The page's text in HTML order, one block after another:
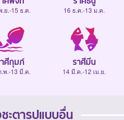
.ย.-15 ธ.ค. 16 ธ.ค.-13 ม.ค.
ศีกุมภ์
.พ.-13 มี.ค.
ราศีมีน
14 มี.ค.-12 เม.ย.
ะตารูปแบบอื่น